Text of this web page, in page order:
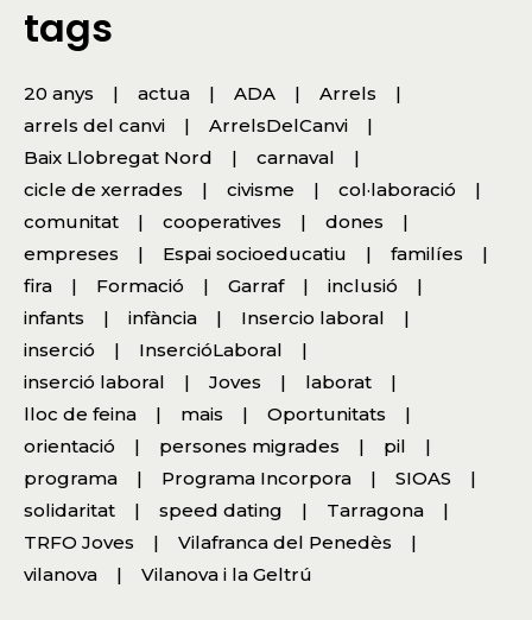
tags
20 anys actua ADA
Arrels
arrels del canvi
ArrelsDelCanvi
Baix Llobregat Nord
carnaval
cicle de xerrades
civisme
col·laboració
comunitat
cooperatives
dones
empreses
Espai socioeducatiu
familíes
fira
Formació Garraf
inclusió
infants
infància
Insercio laboral
inserció
InsercióLaboral
inserció laboral
Joves
laborat
lloc de feina
mais
Oportunitats
orientació
persones migrades
pil
programa
Programa Incorpora
SIOAS
solidaritat
speed dating
Tarragona
TRFO Joves
Vilafranca del Penedès
vilanova
Vilanova i la Geltrú